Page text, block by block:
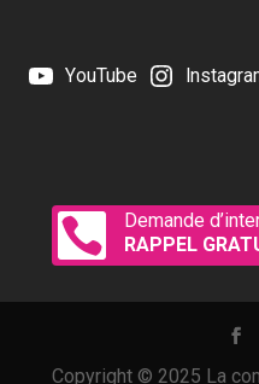
YouTube

Demande
RAPPEL
Copyright © 2025 La